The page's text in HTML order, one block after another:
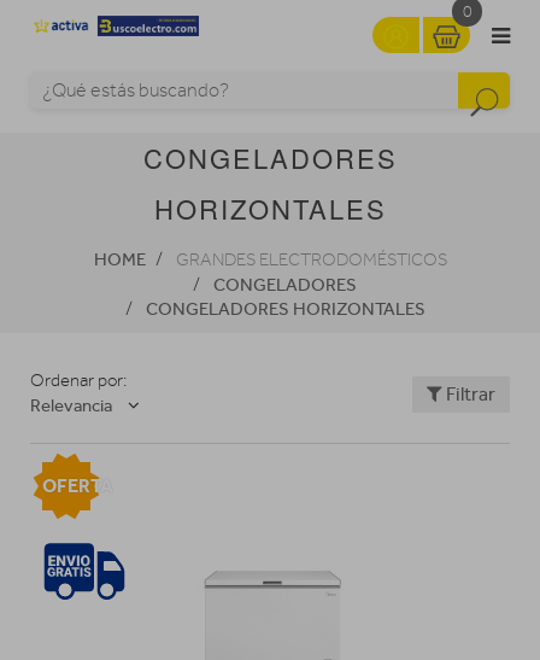
0
CONGELADORES
HORIZONTALES
HOME GRANDES ELECTRODOMÉSTICOS
CONGELADORES
CONGELADORES HORIZONTALES
Ordenar por:
Relevancia
Filtrar
OFERTA